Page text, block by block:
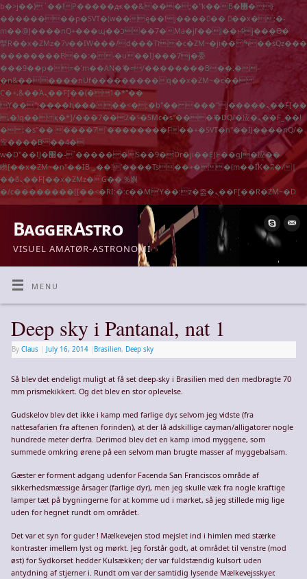
b�>j��)΄��!P�����ԫ��&���;�"k��B�޶�}
��������p�SVT�(w��ę��!j������ ��x�;�-
m��@J����nQ+���պ��כ��7�Ma�jf��J��ͱ4j���Ѳ�
撆R��x�ZMz�7v��IW���/d��ٞ�Тז�c�ZM~�ji�� ߒ��sQz�����Ԡ��DW��3�De�n"��M�+/
��������B��:�-�u��IJ���7j�委
���9��p�=�'m��AN�ޭ�=/��������B��:�-
�n&������nUf���������q��x�ZM~�c��
Ϲ�+,&��Ὰܢ��F[��(�1�*"��
ϒ��"J����ԧ�����<�;�b"�� ���"j�����ܢ��F[��x�
,�!q�� қ�*]/���؝�2��7�SMc�s"���ޭ�DQ/�应�ܢ��F_��!
� :�s"�� ����7`��������F��+�SVT�n"��IJ����nQ/�
应����B ��4�
w�D"��IJ�׭�-`������S��9�Dr�ji��EJ߅��gJ�应��
矁[��x�ZM~�n"��IB؃��!'����Тѕ��+��(m��IK�ʭ�/|
��ϐܢ��F[��x�ZMz�G�� %嬩
�/c��������[[��<�RI:�:c��MΎ��:z�졾�ܢ��F[��R�ZM~�D
BaggerAstro
VISUEL AMATØR-ASTRONOMI
MENU
Deep sky i Pantanal, nat 1
ByClaus July 16, 2014 Brasilien, Deep sky
Så blev det endeligt muligt at få set deep-sky i Brasilien med den medbragte 70
mm prismekikkert. Og det blev en stor oplevelse.
Gudskelov blev det ikke i kamp med farlige dyr, selvom jeg vidste (fra
nattesafarien fra aftenen forinden), at der lå adskillige cayman/alligatorer nogle
hundrede meter derfra. Derimod blev det en kamp imod myggene, som
summede omkring ørene på een selvom man brugte masser af myggebalsam.
Gæster er forment adgang udenfor Facenda San Franciscos område af
sikkerhedsmæssige årsager (farlige dyr), men jeg skulle væk fra nogle kraftige
lamper tæt på bygningerne for at komme ud i mørket, så jeg stillede mig lige
uden for hegnet rundt om området.
Det var et syn for guder ! Mælkevejen stod mejslet ind i himlen med stærke
kontraster imellem lyst og mørkt. Jeg forstår godt, at området til venstre (mod
øst) for Sydkorset hedder Kulsækken; der var fuldstændig kulsort uden
antydning af stjerner i. Rundt om var der samtidig lysende Mælkevejsskyer.